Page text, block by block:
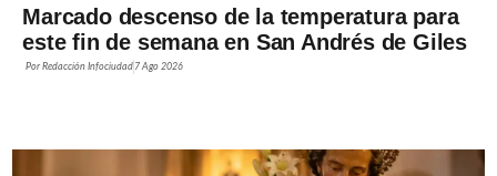
Marcado descenso de la temperatura para
este fin de semana en San Andrés de Giles
PorRedacción Infociudad 7 Ago 2026